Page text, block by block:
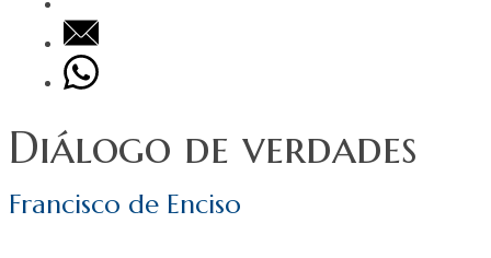
Diálogo de verdades
Francisco de Enciso